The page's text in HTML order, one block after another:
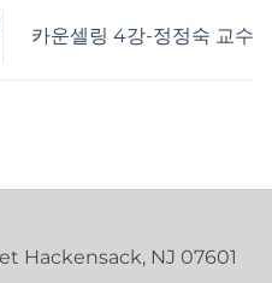
카운셀링 4강-정정숙 교수
Hackensack, NJ 07601